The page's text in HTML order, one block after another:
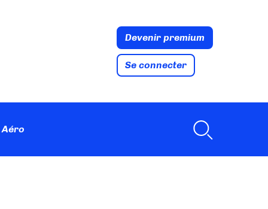
Devenir premium
Se connecter